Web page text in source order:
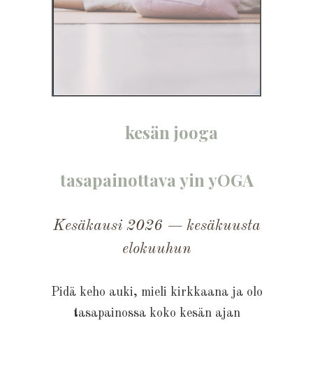
kesän jooga
tasapainottava yin yOGA
Kesäkausi 2026 — kesäkuusta
elokuuhun
Pidä keho auki, mieli kirkkaana ja olo
tasapainossa koko kesän ajan